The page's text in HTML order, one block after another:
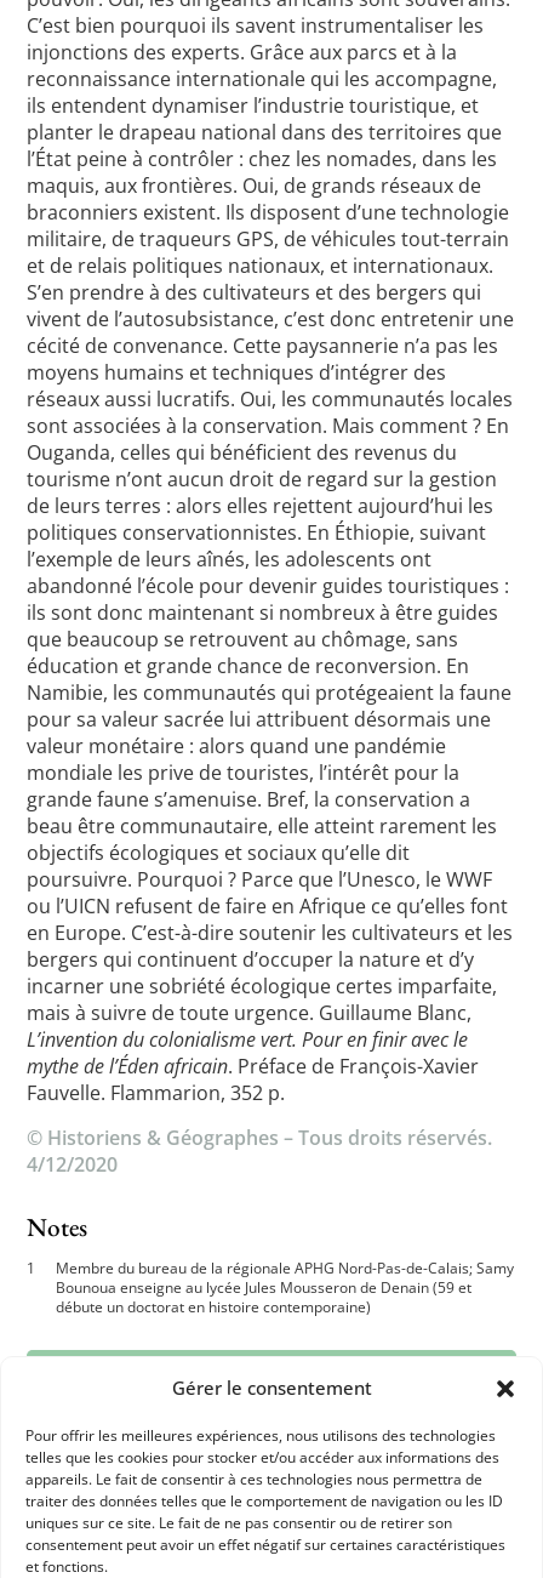
Gérer le consentement
Pour offrir les meilleures expériences, nous utilisons des technologies
telles que les cookies pour stocker et/ou accéder aux informations des
appareils. Le fait de consentir à ces technologies nous permettra de
traiter des données telles que le comportement de navigation ou les ID
uniques sur ce site. Le fait de ne pas consentir ou de retirer son
consentement peut avoir un effet négatif sur certaines caractéristiques
et fonctions.
C’est bien pourquoi ils savent instrumentaliser les
injonctions des experts. Grâce aux parcs et à la
reconnaissance internationale qui les accompagne,
ils entendent dynamiser l’industrie touristique, et
planter le drapeau national dans des territoires que
l’État peine à contrôler : chez les nomades, dans les
maquis, aux frontières. Oui, de grands réseaux de
braconniers existent. Ils disposent d’une technologie
militaire, de traqueurs GPS, de véhicules tout-terrain
et de relais politiques nationaux, et internationaux.
S’en prendre à des cultivateurs et des bergers qui
vivent de l’autosubsistance, c’est donc entretenir une
cécité de convenance. Cette paysannerie n’a pas les
moyens humains et techniques d’intégrer des
réseaux aussi lucratifs. Oui, les communautés locales
sont associées à la conservation. Mais comment ? En
Ouganda, celles qui bénéficient des revenus du
tourisme n’ont aucun droit de regard sur la gestion
de leurs terres : alors elles rejettent aujourd’hui les
politiques conservationnistes. En Éthiopie, suivant
l’exemple de leurs aînés, les adolescents ont
abandonné l’école pour devenir guides touristiques :
ils sont donc maintenant si nombreux à être guides
que beaucoup se retrouvent au chômage, sans
éducation et grande chance de reconversion. En
Namibie, les communautés qui protégeaient la faune
pour sa valeur sacrée lui attribuent désormais une
valeur monétaire : alors quand une pandémie
mondiale les prive de touristes, l’intérêt pour la
grande faune s’amenuise. Bref, la conservation a
beau être communautaire, elle atteint rarement les
objectifs écologiques et sociaux qu’elle dit
poursuivre. Pourquoi ? Parce que l’Unesco, le WWF
ou l’UICN refusent de faire en Afrique ce qu’elles font
en Europe. C’est-à-dire soutenir les cultivateurs et les
bergers qui continuent d’occuper la nature et d’y
incarner une sobriété écologique certes imparfaite,
mais à suivre de toute urgence. Guillaume Blanc,
L’invention du colonialisme vert. Pour en finir avec le
mythe de l’Éden africain. Préface de François-Xavier
Fauvelle. Flammarion, 352 p.
© Historiens & Géographes – Tous droits réservés.
4/12/2020
Notes
Membre du bureau de la régionale APHG Nord-Pas-de-Calais; Samy
Bounoua enseigne au lycée Jules Mousseron de Denain (59 et
débute un doctorat en histoire contemporaine)